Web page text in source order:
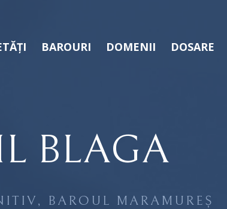
BAROURI DOMENII DOSARE
BLAGA
BAROUL MARAMUREȘ